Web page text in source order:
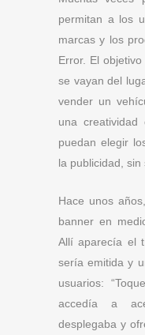
permitan a los
marcas y los
Error. El
se vayan del
vender un
una
puedan elegir
la publicidad, sin
Hace unos
banner en
Allí aparecía el
sería emitida y
usuarios:
accedía a
desplegaba y